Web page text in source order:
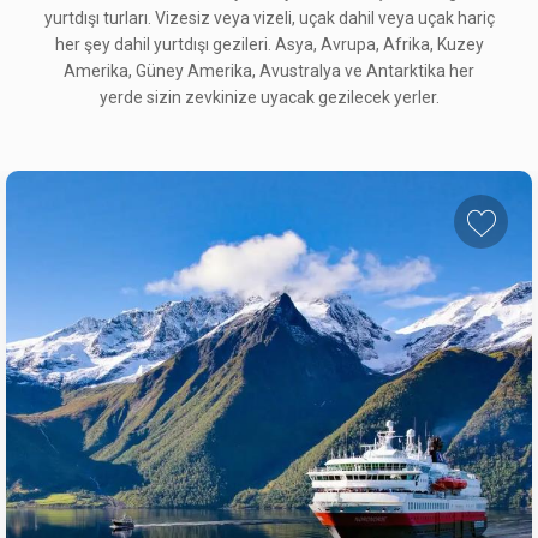
yurtdışı turları. Vizesiz veya vizeli, uçak dahil veya uçak hariç
her şey dahil yurtdışı gezileri. Asya, Avrupa, Afrika, Kuzey
Amerika, Güney Amerika, Avustralya ve Antarktika her
yerde sizin zevkinize uyacak gezilecek yerler.